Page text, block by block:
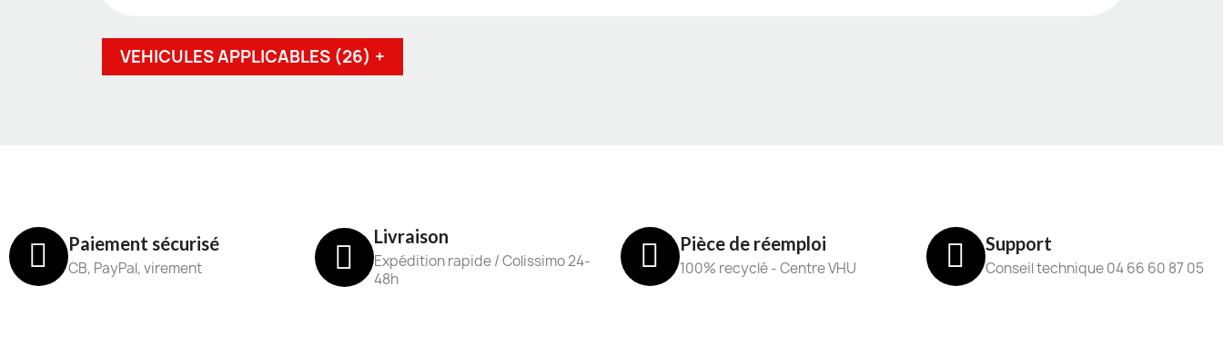
VEHICULES APPLICABLES (26) +
Paiement sécurisé
CB, PayPal, virement
Livraison
Expédition rapide / Colissimo 24-
48h
Pièce de réemploi
100% recyclé - Centre VHU
Support
Conseil technique 04 66 60 87 05